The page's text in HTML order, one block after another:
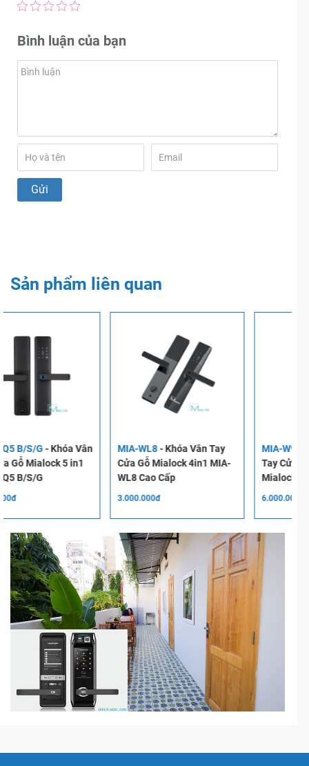
Bình luận của bạn
Sản phẩm liên quan
MIA-WL8-Khóa Vân Tay
Cửa Gỗ Mialock 4in1 MIA-
WL8 Cao Cấp
3.000.000đ
MIA-W918 FD-
Khóa Vân
Tay Cửa Gỗ Face ID
Mialock 6in1 MIA-W918FD
6.000.000đ